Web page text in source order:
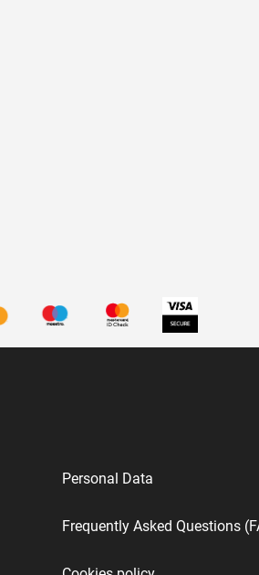
Personal Data
Frequently Asked Questions